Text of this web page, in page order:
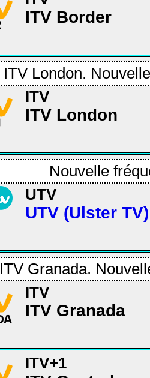
ITV Border
ITV London.
ITV
ITV London
Nouvelle
UTV
UTV (Ulster TV)
ITV Granada.
ITV
ITV Granada
ITV+1